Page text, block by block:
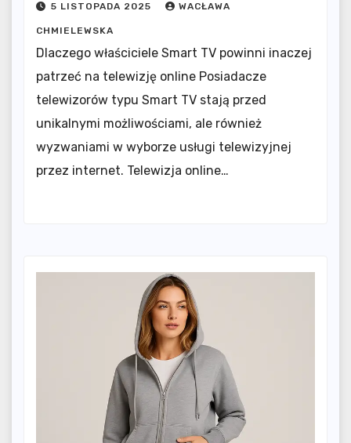
5 LISTOPADA 2025 WACŁAWA
CHMIELEWSKA
Dlaczego właściciele Smart TV powinni inaczej
patrzeć na telewizję online Posiadacze
telewizorów typu Smart TV stają przed
unikalnymi możliwościami, ale również
wyzwaniami w wyborze usługi telewizyjnej
przez internet. Telewizja online…